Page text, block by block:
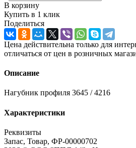
В корзину
Купить в 1 клик
Поделиться
Цена действительна только для
отличаться от цен в розничных
Описание
Нагубник профиля 3645 / 4216
Характеристики
Реквизиты
Запас, Товар, ФР-00000702